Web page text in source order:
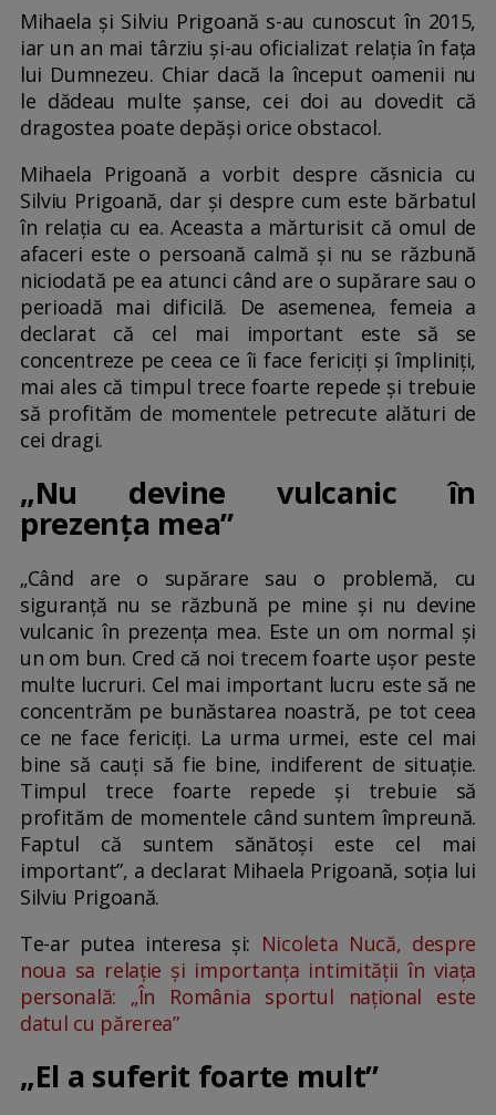
Mihaela şi Silviu Prigoană s-au cunoscut în 2015,
iar un an mai târziu şi-au oficializat relaţia în faţa
lui Dumnezeu. Chiar dacă la început oamenii nu
le dădeau multe șanse, cei doi au dovedit că
dragostea poate depăși orice obstacol.
Mihaela Prigoană a vorbit despre căsnicia cu
Silviu Prigoană, dar și despre cum este bărbatul
în relația cu ea. Aceasta a mărturisit că omul de
afaceri este o persoană calmă și nu se răzbună
niciodată pe ea atunci când are o supărare sau o
perioadă mai dificilă. De asemenea, femeia a
declarat că cel mai important este să se
concentreze pe ceea ce îi face fericiți și împliniți,
mai ales că timpul trece foarte repede și trebuie
să profităm de momentele petrecute alături de
cei dragi.
„Nu devine vulcanic în
prezența mea”
„Când are o supărare sau o problemă, cu
siguranță nu se răzbună pe mine și nu devine
vulcanic în prezența mea. Este un om normal și
un om bun. Cred că noi trecem foarte ușor peste
multe lucruri. Cel mai important lucru este să ne
concentrăm pe bunăstarea noastră, pe tot ceea
ce ne face fericiți. La urma urmei, este cel mai
bine să cauți să fie bine, indiferent de situație.
Timpul trece foarte repede și trebuie să
profităm de momentele când suntem împreună.
Faptul că suntem sănătoși este cel mai
important”, a declarat Mihaela Prigoană, soția lui
Silviu Prigoană.
Te-ar putea interesa și: Nicoleta Nucă, despre
noua sa relație și importanța intimității în viața
personală: „În România sportul național este
datul cu părerea”
„El a suferit foarte mult”